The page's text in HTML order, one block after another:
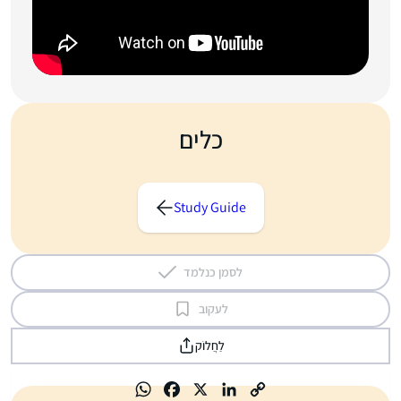
כלים
Study Guide
לסמן כנלמד
לעקוב
לַחֲלוֹק